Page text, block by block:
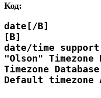
Код:
date[/B]
[B]
date/time support
"Olson" Timezone
Timezone
Default timezone